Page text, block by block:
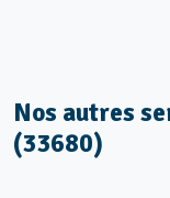
Nos autres
(33680)